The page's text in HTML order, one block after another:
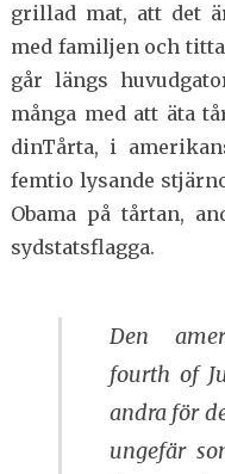
grillad mat, att det
med familjen och
går längs
många med att äta
dinTårta, i
femtio lysande
Obama på tårtan,
sydstatsflagga.
Den
fourth of
andra för
ungefär